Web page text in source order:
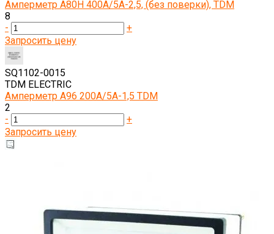
Амперметр А80Н 400А/5А-2,5, (без поверки), TDM
8
-
+
Запросить цену
SQ1102-0015
TDM ELECTRIC
Амперметр А96 200А/5А-1,5 TDM
2
-
+
Запросить цену